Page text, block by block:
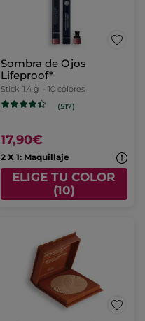
Sombra de Ojos
Lifeproof*
Stick 1.4 g - 10 colores
(517)
17,90€
2 X 1: Maquillaje
ELIGE TU COLOR
(10)